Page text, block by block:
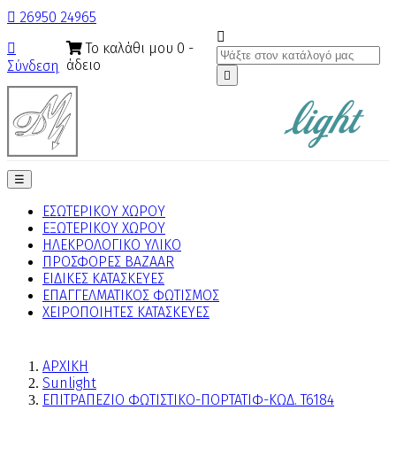
 26950 24965

Σύνδεση
Το καλάθι μου 0 -
άδειο


Toggle
navigation
☰
ΕΣΩΤΕΡΙΚΟΥ ΧΩΡΟΥ
ΕΞΩΤΕΡΙΚΟΥ ΧΩΡΟΥ
ΗΛΕΚΡΟΛΟΓΙΚΟ ΥΛΙΚΟ
ΠΡΟΣΦΟΡΕΣ BAZAAR
ΕΙΔΙΚΕΣ ΚΑΤΑΣΚΕΥΕΣ
ΕΠΑΓΓΕΛΜΑΤΙΚΟΣ ΦΩΤΙΣΜΟΣ
ΧΕΙΡΟΠΟΙΗΤΕΣ ΚΑΤΑΣΚΕΥΕΣ
ΑΡΧΙΚΗ
Sunlight
ΕΠΙΤΡΑΠΕΖΙΟ ΦΩΤΙΣΤΙΚΟ-ΠΟΡΤΑΤΙΦ-ΚΩΔ. T6184